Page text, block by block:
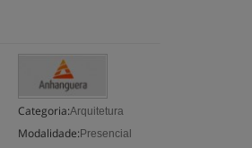
Categoria:Arquitetura
Modalidade: Presencial